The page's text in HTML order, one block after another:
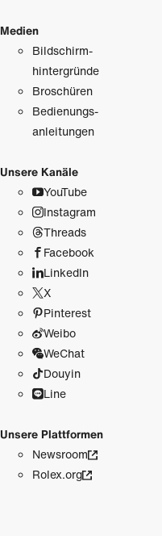
Medien
Bildschirm­
hintergründe
Broschüren
Bedienungs­
anleitungen
Unsere Kanäle
YouTube
Instagram
Threads
Facebook
LinkedIn
X
Pinterest
Weibo
WeChat
Douyin
Line
Unsere Plattformen
Newsroom
Rolex.org